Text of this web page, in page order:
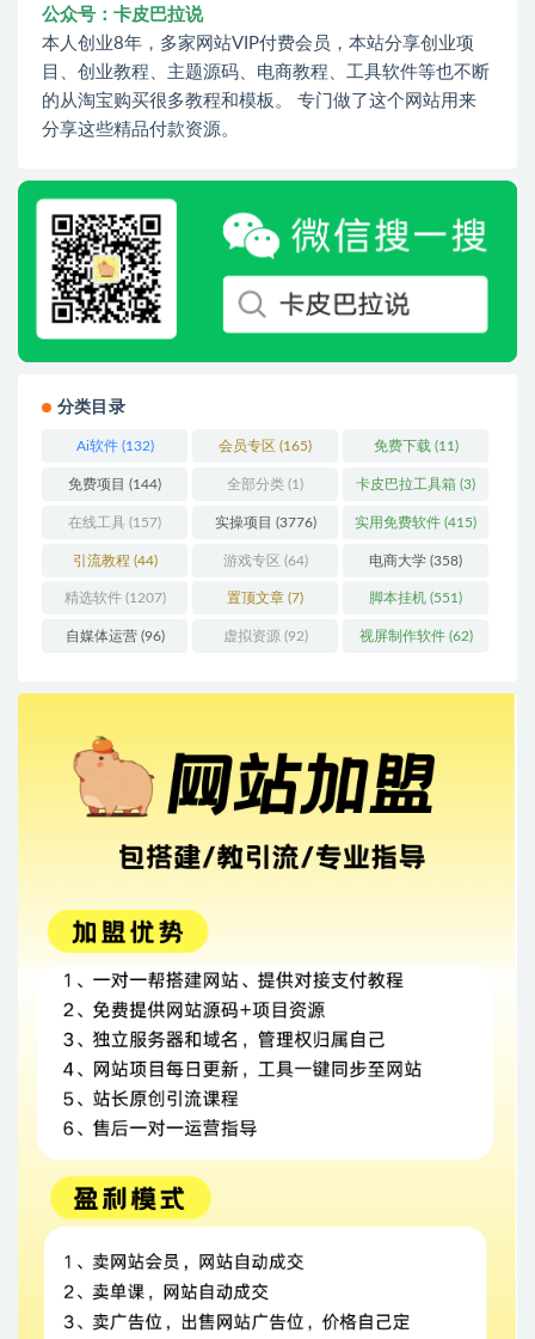
公众号：卡皮巴拉说
本人创业8年，多家网站VIP付费会员，本站分享创业项
目、创业教程、主题源码、电商教程、工具软件等也不断
的从淘宝购买很多教程和模板。 专门做了这个网站用来
分享这些精品付款资源。
分类目录
Ai软件(132) 会员专区 (165) 免费下载 (11)
免费项目 (144) 全部分类 (1) 卡皮巴拉工具箱 (3)
在线工具 (157) 实操项目 (3776) 实用免费软件 (415)
引流教程 (44) 游戏专区 (64) 电商大学 (358)
精选软件(1207) 置顶文章 (7) 脚本挂机 (551)
自媒体运营(96) 虚拟资源 (92) 视屏制作软件(62)